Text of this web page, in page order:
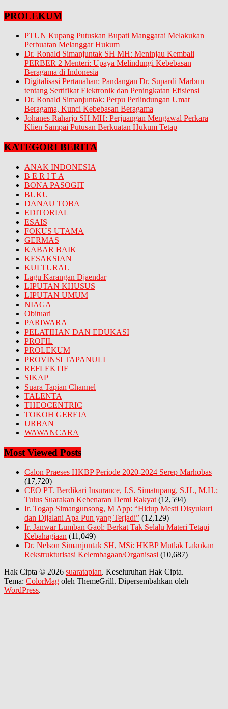
PROLEKUM
PTUN Kupang Putuskan Bupati Manggarai Melakukan
Perbuatan Melanggar Hukum
Dr. Ronald Simanjuntak SH MH: Meninjau Kembali
PERBER 2 Menteri: Upaya Melindungi Kebebasan
Beragama di Indonesia
Digitalisasi Pertanahan: Pandangan Dr. Supardi Marbun
tentang Sertifikat Elektronik dan Peningkatan Efisiensi
Dr. Ronald Simanjuntak: Perpu Perlindungan Umat
Beragama, Kunci Kebebasan Beragama
Johanes Raharjo SH MH: Perjuangan Mengawal Perkara
Klien Sampai Putusan Berkuatan Hukum Tetap
KATEGORI BERITA
ANAK INDONESIA
B E R I T A
BONA PASOGIT
BUKU
DANAU TOBA
EDITORIAL
ESAIS
FOKUS UTAMA
GERMAS
KABAR BAIK
KESAKSIAN
KULTURAL
Lagu Karangan Djaendar
LIPUTAN KHUSUS
LIPUTAN UMUM
NIAGA
Obituari
PARIWARA
PELATIHAN DAN EDUKASI
PROFIL
PROLEKUM
PROVINSI TAPANULI
REFLEKTIF
SIKAP
Suara Tapian Channel
TALENTA
THEOCENTRIC
TOKOH GEREJA
URBAN
WAWANCARA
Most Viewed Posts
Calon Praeses HKBP Periode 2020-2024 Serep Marhobas
(17,720)
CEO PT. Berdikari Insurance, J.S. Simatupang, S.H., M.H.;
Tulus Suarakan Kebenaran Demi Rakyat (12,594)
Ir. Togap Simangunsong, M App: “Hidup Mesti Disyukuri
dan Dijalani Apa Pun yang Terjadi” (12,129)
Ir. Janwar Lumban Gaol: Berkat Tak Selalu Materi Tetapi
Kebahagiaan (11,049)
Dr. Nelson Simanjuntak SH, MSi: HKBP Mutlak Lakukan
Rekstrukturisasi Kelembagaan/Organisasi (10,687)
Hak Cipta © 2026 suaratapian. Keseluruhan Hak Cipta.
Tema: ColorMag oleh ThemeGrill. Dipersembahkan oleh
WordPress.